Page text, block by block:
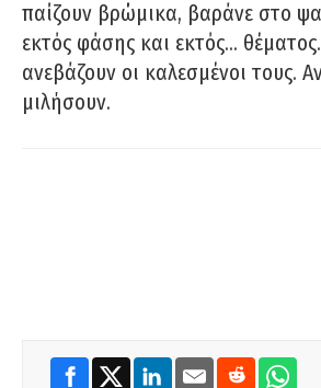
παίζουν βρώμικα, βαράνε στο
εκτός φάσης και εκτός…
ανεβάζουν οι καλεσμένοι τους.
μιλήσουν.